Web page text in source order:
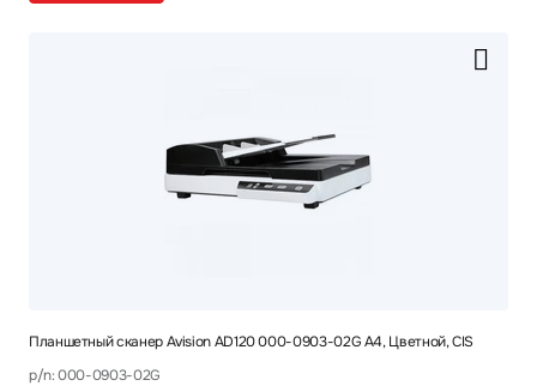
Планшетный сканер Avision AD120 000-0903-02G A4, Цветной, CIS
p/n: 000-0903-02G